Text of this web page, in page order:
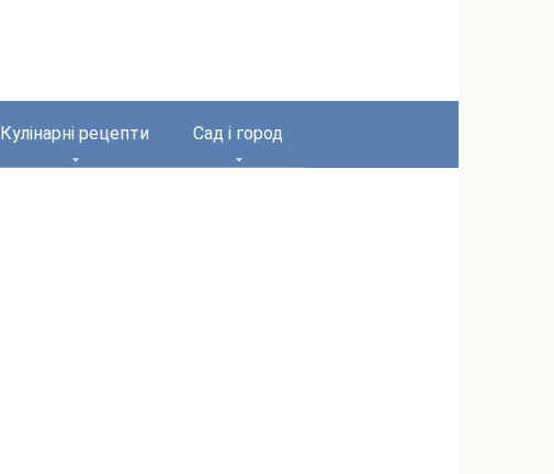
Кулінарні рецепти Сад і город